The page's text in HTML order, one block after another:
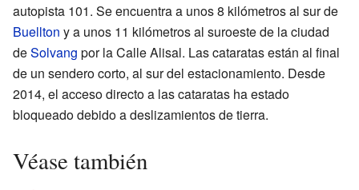
autopista 101. Se encuentra a unos 8 kilómetros al sur de
Buellton y a unos 11 kilómetros al suroeste de la ciudad
deSolvang por la Calle Alisal. Las cataratas están al final
de un sendero corto, al sur del estacionamiento. Desde
2014, el acceso directo a las cataratas ha estado
bloqueado debido a deslizamientos de tierra.
Véase también